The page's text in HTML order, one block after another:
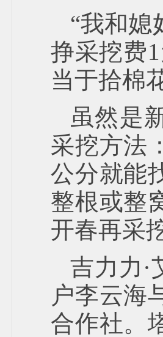
“我和媳
挣采挖费
当于拾棉
虽然是
采挖方法
公分就能
整根或整
开春再采
吉力力·
户李云海
合作社。